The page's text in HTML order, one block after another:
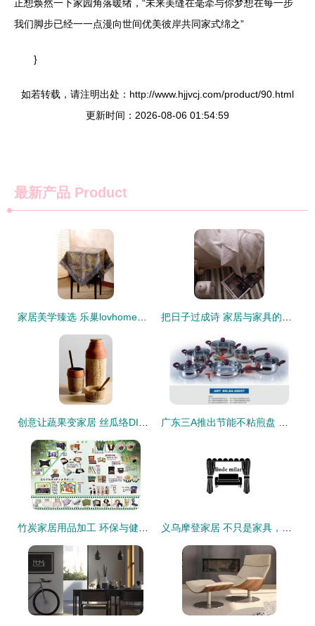
正想焕然一下家园角落暖绪，“未来美缝在毫牵与你梦想在每一步
我们脚步已经一一点漫向世间优美彼岸共同家式绵之”
}
如若转载，请注明出处：http://www.hjjvcj.com/product/90.html
更新时间：2026-08-06 01:54:59
最新产品 Product